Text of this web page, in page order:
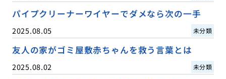
パイプクリーナーワイヤーでダメなら次の一手
2025.08.05 未分類
友人の家がゴミ屋敷赤ちゃんを救う言葉とは
2025.08.02 未分類